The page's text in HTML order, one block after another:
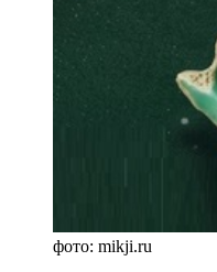
фото: mikji.ru